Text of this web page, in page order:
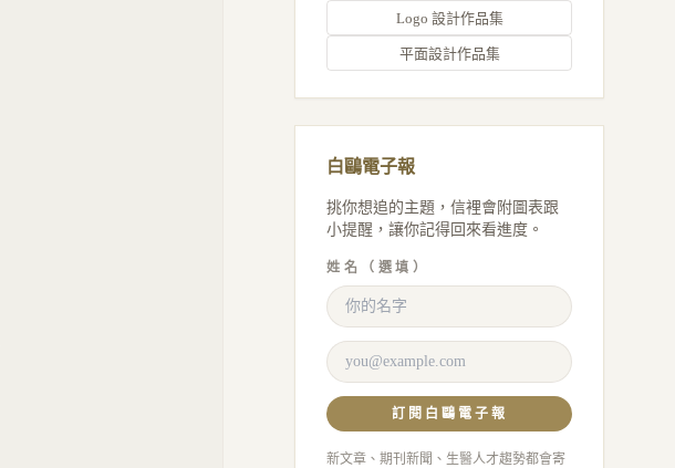
Logo 設計作品集
平面設計作品集
白鷗電子報
挑你想追的主題，信裡會附圖表跟
小提醒，讓你記得回來看進度。
姓名（選填）
訂閱白鷗電子報
新文章、期刊新聞、生醫人才趨勢都會寄